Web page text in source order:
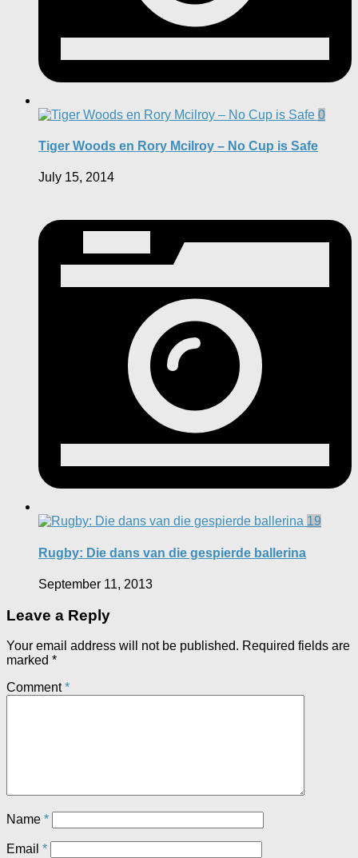
0
Tiger Woods en Rory Mcilroy – No Cup is Safe
July 15, 2014
19
Rugby: Die dans van die gespierde ballerina
September 11, 2013
Leave a Reply
Your email address will not be published. Required fields are
marked *
Comment*
Name *
Email *